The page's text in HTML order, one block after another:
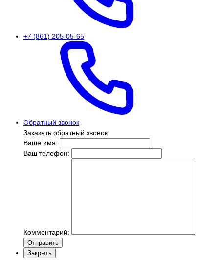
+7 (861) 205-05-65
Обратный звонок
Заказать обратный звонок
Ваше имя:
Ваш телефон:
Комментарий:
Отправить
Закрыть